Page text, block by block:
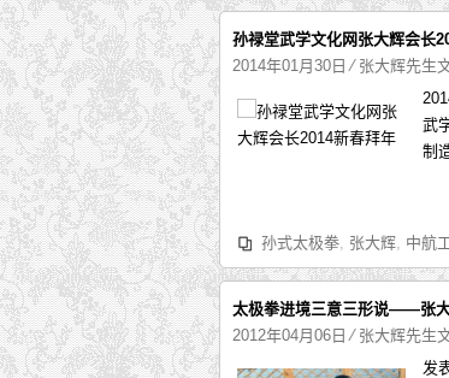
孙禄堂武学文化网张大辉会长
2014年01月30日 ⁄ 张大辉先生
武
制
孙式太极拳, 张大辉, 中航
太极拳进境三意三形说——张
2012年04月06日 ⁄ 张大辉先生
发